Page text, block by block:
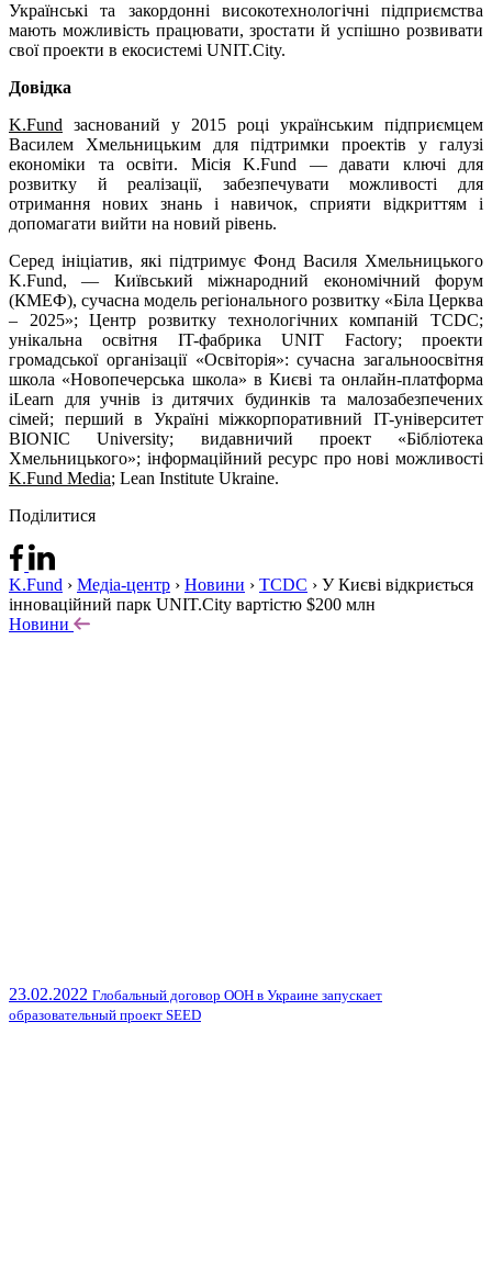
Українські та закордонні високотехнологічні підприємства
мають можливість працювати, зростати й успішно розвивати
свої проекти в екосистемі UNIT.City.
Довідка
K.Fund заснований у 2015 році українським підприємцем
Василем Хмельницьким для підтримки проектів у галузі
економіки та освіти. Місія K.Fund — давати ключі для
розвитку й реалізації, забезпечувати можливості для
отримання нових знань і навичок, сприяти відкриттям і
допомагати вийти на новий рівень.
Серед ініціатив, які підтримує Фонд Василя Хмельницького
K.Fund, — Київський міжнародний економічний форум
(КМЕФ), сучасна модель регіонального розвитку «Біла Церква
– 2025»; Центр розвитку технологічних компаній TCDC;
унікальна освітня IT-фабрика UNIT Factory; проекти
громадської організації «Освіторія»: сучасна загальноосвітня
школа «Новопечерська школа» в Києві та онлайн-платформа
iLearn для учнів із дитячих будинків та малозабезпечених
сімей; перший в Україні міжкорпоративний IT-університет
BIONIC University; видавничий проект «Бібліотека
Хмельницького»; інформаційний ресурс про нові можливості
K.Fund Media; Lean Institute Ukraine.
Поділитися
K.Fund › Медіа-центр › Новини › TCDC › У Києві відкриється
інноваційний парк UNIT.City вартістю $200 млн
Новини
23.02.2022 Глобальный договор ООН в Украине запускает
образовательный проект SEED